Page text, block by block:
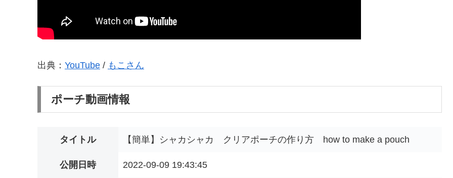
出典： YouTube / もこさん
ポーチ動画情報
タイトル 【簡単】シャカシャカ クリアポーチの作り方 how to make a pouch
公開日時 2022-09-09 19:43:45